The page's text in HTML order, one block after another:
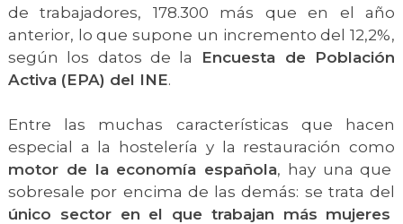
de trabajadores, 178.300 más que en el año
anterior, lo que supone un incremento del 12,2%,
según los datos de la
Encuesta de Población
Activa (EPA) del INE.
Entre las muchas características que hacen
especial a la hostelería y la restauración como
motor de la economía española, hay una que
sobresale por encima de las demás: se trata del
único sector en el que trabajan más mujeres